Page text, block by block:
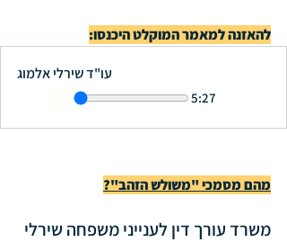
להאזנה למאמר המוקלט היכנסו:
עו"ד שירלי אלמוג
5:27
מהם מסמכי "משולש הזהב"?
משרד עורך דין לענייני משפחה שירלי